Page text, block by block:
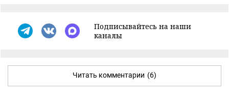
Подписывайтесь на наши
каналы
Читать комментарии (6)